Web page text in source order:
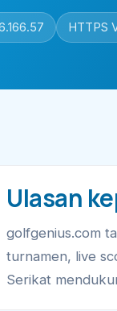
HTTPS
Ulasan
golfgenius.com
turnamen, live
Serikat